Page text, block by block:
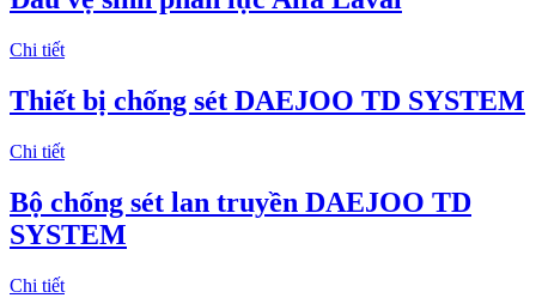
Chi tiết
Thiết bị chống sét DAEJOO TD SYSTEM
Chi tiết
Bộ chống sét lan truyền DAEJOO TD
SYSTEM
Chi tiết